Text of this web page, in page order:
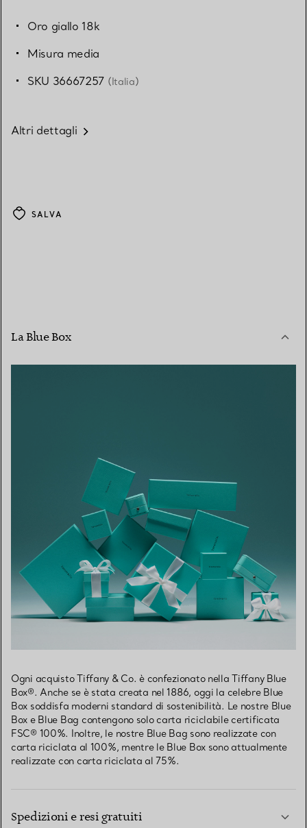
Oro giallo 18k
Misura media
SKU 36667257 (Italia)
Altri dettagli
SALVA
La Blue Box
Ogni acquisto Tiffany & Co. è confezionato nella Tiffany Blue
Box®. Anche se è stata creata nel 1886, oggi la celebre Blue
Box soddisfa moderni standard di sostenibilità. Le nostre Blue
Box e Blue Bag contengono solo carta riciclabile certificata
FSC® 100%. Inoltre, le nostre Blue Bag sono realizzate con
carta riciclata al 100%, mentre le Blue Box sono attualmente
realizzate con carta riciclata al 75%.
Spedizioni e resi gratuiti